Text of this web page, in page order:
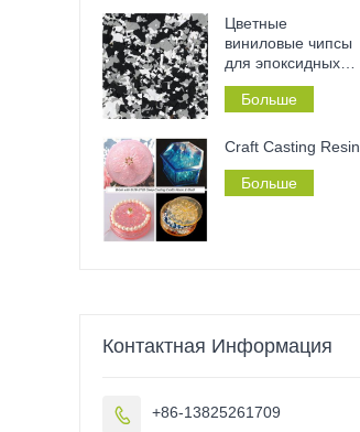
Цветные
виниловые чипсы
для эпоксидных
полов
Больше
Craft Casting Resin
Больше
Контактная Информация
 +86-13825261709